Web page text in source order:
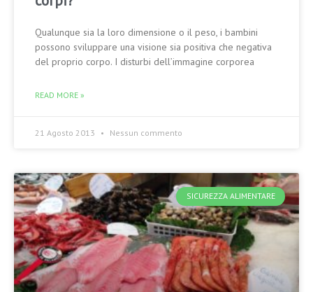
Qualunque sia la loro dimensione o il peso, i bambini
possono sviluppare una visione sia positiva che negativa
del proprio corpo. I disturbi dell’immagine corporea
READ MORE »
21 Agosto 2013 Nessun commento
SICUREZZA ALIMENTARE